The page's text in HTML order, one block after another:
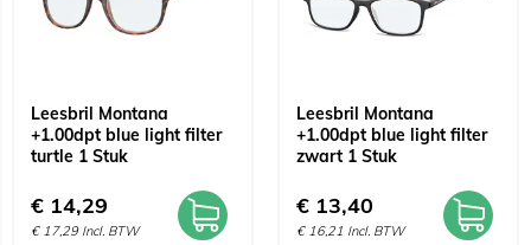
Leesbril Montana
+1.00dpt blue light filter
turtle 1 Stuk
€ 14,29
€ 17,29 Incl. BTW
Leesbril Montana
+1.00dpt blue light filter
zwart 1 Stuk
€ 13,40
€ 16,21 Incl. BTW